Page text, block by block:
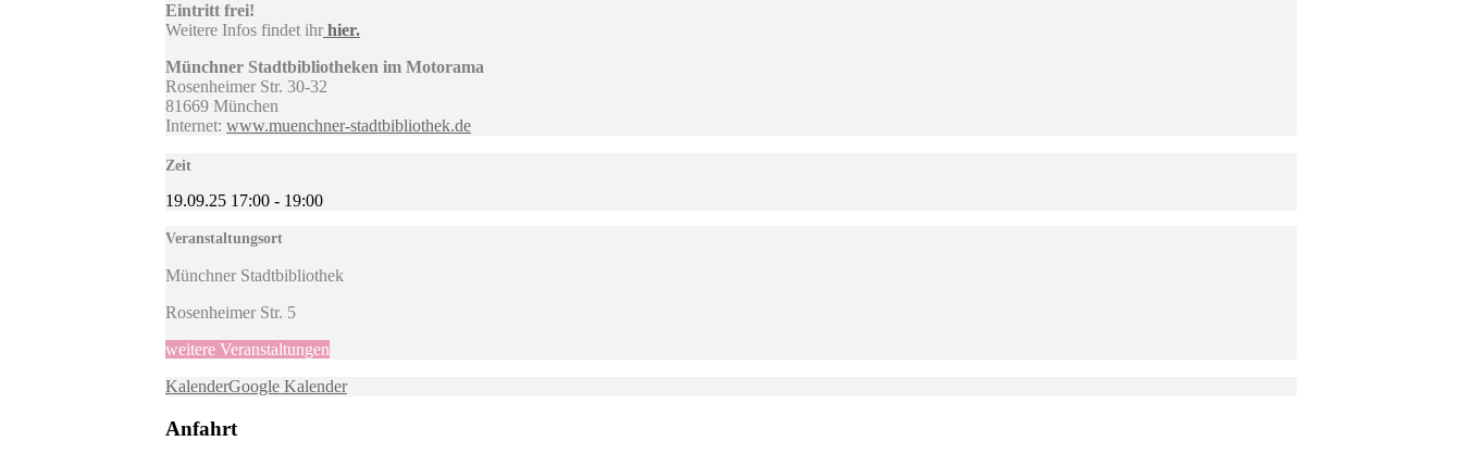
Eintritt frei!
Weitere Infos findet ihr hier.
Münchner Stadtbibliotheken im Motorama
Rosenheimer Str. 30-32
81669 München
Internet: www.muenchner-stadtbibliothek.de
Zeit
19.09.25 17:00 - 19:00
Veranstaltungsort
Münchner Stadtbibliothek
Rosenheimer Str. 5
weitere Veranstaltungen
KalenderGoogle Kalender
Anfahrt